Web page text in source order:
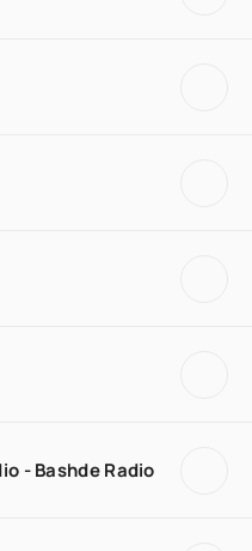
- Bashde Radio